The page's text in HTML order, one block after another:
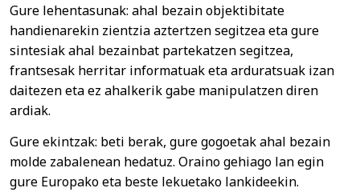
Gure lehentasunak: ahal bezain objektibitate
handienarekin zientzia aztertzen segitzea eta gure
sintesiak ahal bezainbat partekatzen segitzea,
frantsesak herritar informatuak eta arduratsuak izan
daitezen eta ez ahalkerik gabe manipulatzen diren
ardiak.
Gure ekintzak: beti berak, gure gogoetak ahal bezain
molde zabalenean hedatuz. Oraino gehiago lan egin
gure Europako eta beste lekuetako lankideekin.